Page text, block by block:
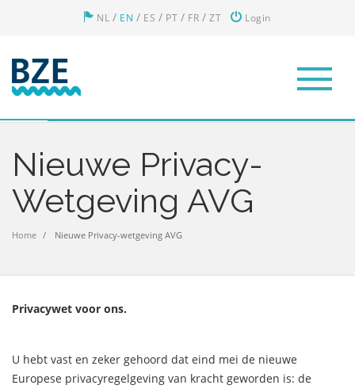
NL / EN / ES / PT / FR /ZT Login
Nieuwe Privacy-
Wetgeving AVG
Home Nieuwe Privacy-wetgeving AVG
Privacywet voor ons.
U hebt vast en zeker gehoord dat eind mei de nieuwe
Europese privacyregelgeving van kracht geworden is: de